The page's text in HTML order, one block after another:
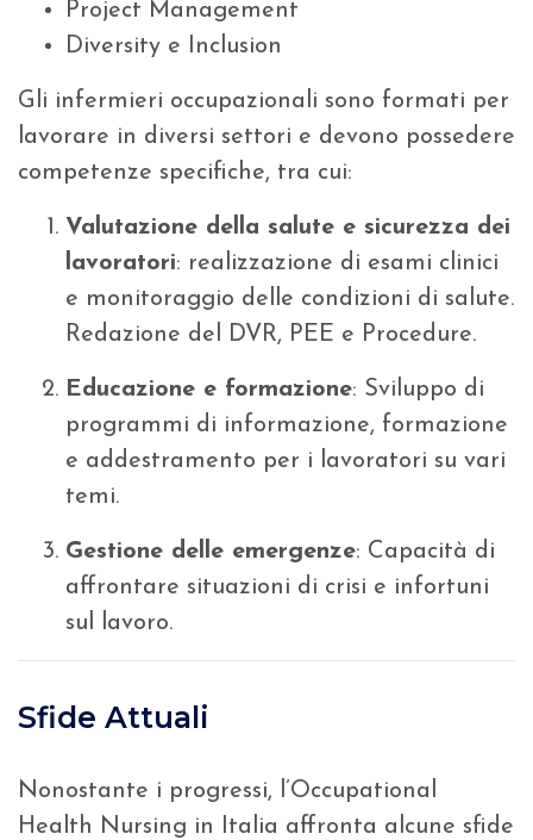
Project Management
Diversity e Inclusion
Gli infermieri occupazionali sono formati per
lavorare in diversi settori e devono possedere
competenze specifiche, tra cui:
Valutazione della salute e sicurezza dei
lavoratori: realizzazione di esami clinici
e monitoraggio delle condizioni di salute.
Redazione del DVR, PEE e Procedure.
Educazione e formazione: Sviluppo di
programmi di informazione, formazione
e addestramento per i lavoratori su vari
temi.
Gestione delle emergenze: Capacità di
affrontare situazioni di crisi e infortuni
sul lavoro.
Sfide Attuali
Nonostante i progressi, l’Occupational
Health Nursing in Italia affronta alcune sfide